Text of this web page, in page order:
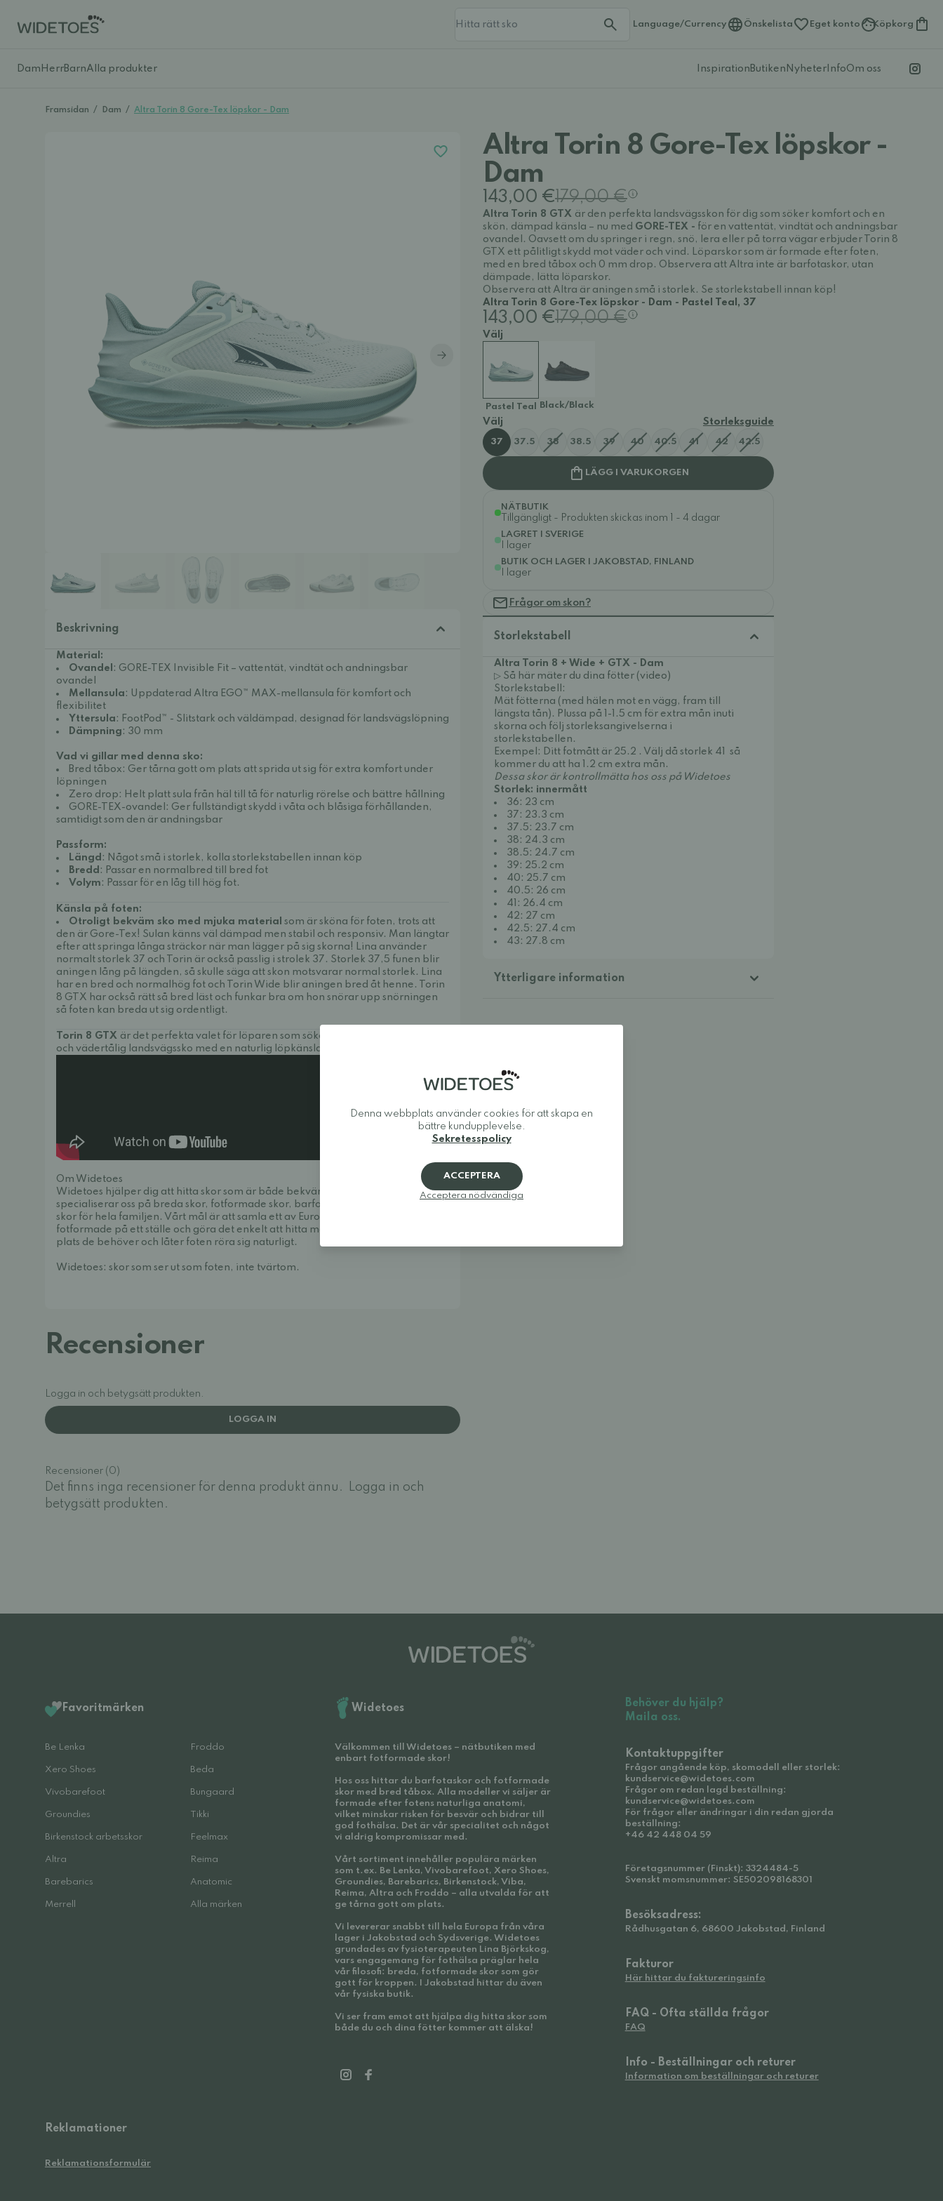
Language/Currency Önskelista Eget konto Köpkorg
Dam HerrBarnAlla produkter Inspiration Butiken Nyheter InfoOm oss
Framsidan / Dam / Altra Torin 8 Gore-Tex löpskor - Dam
Beskrivning
Material:
Ovandel : GORE-TEX Invisible Fit – vattentät, vindtät och andningsbar
ovandel
Mellansula : Uppdaterad Altra EGO™ MAX-mellansula för komfort och
flexibilitet
Yttersula : FootPod™ - Slitstark och väldämpad, designad för landsvägslöpning
Dämpning : 30 mm
Vad vi gillar med denna sko:
Bred tåbox: Ger tårna gott om plats att sprida ut sig för extra komfort under
löpningen
Zero drop: Helt platt sula från häl till tå för naturlig rörelse och bättre hållning
GORE-TEX-ovandel: Ger fullständigt skydd i våta och blåsiga förhållanden,
samtidigt som den är andningsbar
Passform:
Längd : Något små i storlek, kolla storlekstabellen innan köp
Bredd : Passar en normalbred till bred fot
Volym : Passar för en låg till hög fot.
Känsla på foten:
Otroligt bekväm sko med mjuka material som är sköna för foten, trots att
den är Gore-Tex! Sulan känns väl dämpad men stabil och responsiv. Man längtar
efter att springa långa sträckor när man lägger på sig skorna! Lina använder
normalt storlek 37 och Torin är också passlig i strolek 37. Storlek 37,5 funen blir
aningen lång på längden, så skulle säga att skon motsvarar normal storlek. Lina
har en bred och normalhög fot och Torin Wide blir aningen bred åt henne. Torin
8 GTX har också rätt så bred läst och funkar bra om hon snörar upp snörningen
så foten kan breda ut sig ordentligt.
Torin 8 GTX är det perfekta valet för löparen som söker en väldämpad, bekväm
och vädertålig landsvägssko med en naturlig löpkänsla!
Om Widetoes
Widetoes hjälper dig att hitta skor som är både bekväma och snygga. Vi
specialiserar oss på breda skor, fotformade skor, barfotaskor och minimalistiska
skor för hela familjen. Vårt mål är att samla ett av Europas bästa utbud av
fotformade på ett ställe och göra det enkelt att hitta modeller som ger tårna den
plats de behöver och låter foten röra sig naturligt.
Widetoes: skor som ser ut som foten, inte tvärtom.
Recensioner
Logga in och betygsätt produkten.
LOGGA IN
Recensioner (0)
Det finns inga recensioner för denna produkt ännu.
Logga in och
betygsätt produkten.
Altra Torin 8 Gore-Tex löpskor -
Dam
143,00 €179,00 €
Altra Torin 8 GTX är den perfekta landsvägsskon för dig som söker komfort och en
skön, dämpad känsla – nu med GORE-TEX - för en vattentät, vindtät och andningsbar
ovandel. Oavsett om du springer i regn, snö, lera eller på torra vägar erbjuder Torin 8
GTX ett pålitligt skydd mot väder och vind. Löparskor som är formade efter foten,
med en bred tåbox och 0 mm drop. Observera att Altra inte är barfotaskor, utan
dämpade, lätta löparskor.
Observera att Altra är aningen små i storlek. Se storlekstabell innan köp!
Altra Torin 8 Gore-Tex löpskor - Dam - Pastel Teal, 37
143,00 €179,00 €
Välj
Pastel Teal Black/Black
Välj Storleksguide
37 37.5 38 38.5 39 40 40.5 41 42 42.5
LÄGG I VARUKORGEN
NÄTBUTIK
Tillgängligt - Produkten skickas inom 1 - 4 dagar
LAGRET I SVERIGE
I lager
BUTIK OCH LAGER I JAKOBSTAD, FINLAND
I lager
Frågor om skon?
Storlekstabell
Altra Torin 8 + Wide + GTX - Dam
▷ Så här mäter du dina fötter (video)
Storlekstabell:
Mät fötterna (med hälen mot en vägg, fram till
längsta tån). Plussa på 1-1.5 cm för extra mån inuti
skorna och följ storleksangivelserna i
storlekstabellen.
Exempel: Ditt fotmått är 25.2 . Välj då storlek 41 så
kommer du att ha 1.2 cm extra mån.
Dessa skor är kontrollmätta hos oss på Widetoes
Storlek: innermått
36: 23 cm
37: 23.3 cm
37.5: 23.7 cm
38: 24.3 cm
38.5: 24.7 cm
39: 25.2 cm
40: 25.7 cm
40.5: 26 cm
41: 26.4 cm
42: 27 cm
42.5: 27.4 cm
43: 27.8 cm
Ytterligare information
Favoritmärken
Be Lenka Froddo
Xero Shoes Beda
Vivobarefoot Bungaard
Groundies Tikki
Birkenstock arbetsskor Feelmax
Altra Reima
Barebarics Anatomic
Merrell Alla märken
Widetoes
Välkommen till Widetoes – nätbutiken med
enbart fotformade skor!
Hos oss hittar du barfotaskor och fotformade
skor med bred tåbox. Alla modeller vi säljer är
formade efter fotens naturliga anatomi,
vilket minskar risken för besvär och bidrar till
god fothälsa. Det är vår specialitet och något
vi aldrig kompromissar med.
Vårt sortiment innehåller populära märken
som t.ex. Be Lenka, Vivobarefoot, Xero Shoes,
Groundies, Barebarics, Birkenstock, Viba,
Reima, Altra och Froddo – alla utvalda för att
ge tårna gott om plats.
Vi levererar snabbt till hela Europa från våra
lager i Jakobstad och Sydsverige. Widetoes
grundades av fysioterapeuten Lina Björkskog,
vars engagemang för fothälsa präglar hela
vår filosofi: breda, fotformade skor som gör
gott för kroppen. I Jakobstad hittar du även
vår fysiska butik.
Vi ser fram emot att hjälpa dig hitta skor som
både du och dina fötter kommer att älska!
Behöver du hjälp?
Maila oss.
Kontaktuppgifter
Frågor angående köp, skomodell eller storlek:
kundservice@widetoes.com
Frågor om redan lagd beställning:
kundservice@widetoes.com
För frågor eller ändringar i din redan gjorda
beställning:
+46 42 448 04 59
Företagsnummer (Finskt): 3324484-5
Svenskt momsnummer: SE502098168301
Besöksadress:
Rådhusgatan 6, 68600 Jakobstad, Finland
Fakturor
Här hittar du faktureringsinfo
FAQ - Ofta ställda frågor
FAQ
Info - Beställningar och returer
Information om beställningar och returer
Reklamationer
Reklamationsformulär
Denna webbplats använder cookies för att skapa en
bättre kundupplevelse.
Sekretesspolicy
ACCEPTERA
Acceptera nödvändiga